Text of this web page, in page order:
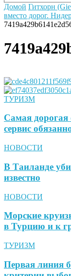
Домой Гитхорн
вместо дорог.
ТУРИЗМ
Самая
сервис
НОВОСТИ
В Таиланде
известно
НОВОСТИ
Морские
в Турцию и к
ТУРИЗМ
Первая линия